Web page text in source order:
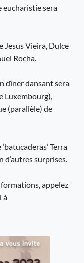
sera
Jesus Vieira, Dulce
Rocha.
dîner dansant sera
Luxembourg),
(parallèle) de
Terra
d’autres surprises.
appelez
à